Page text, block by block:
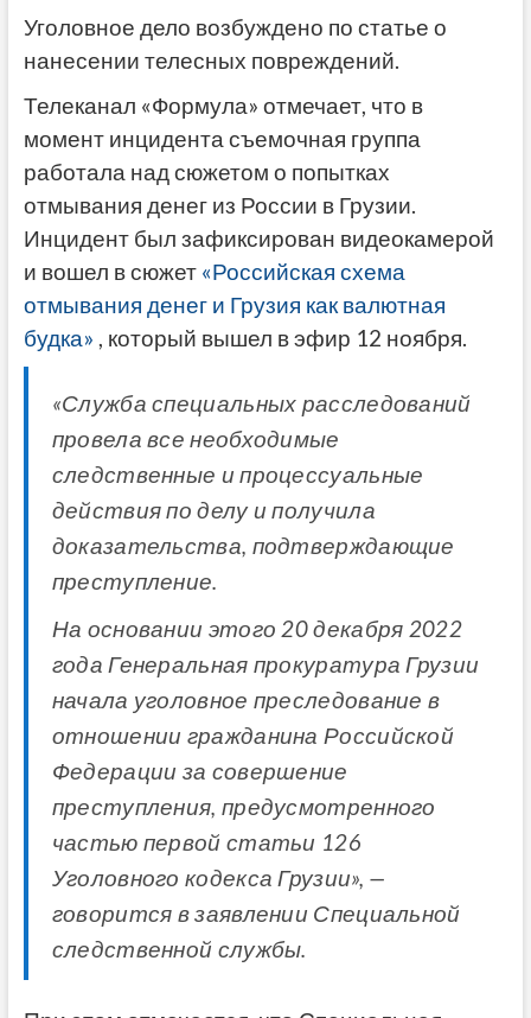
Уголовное дело возбуждено по статье о
нанесении телесных повреждений.
Телеканал «Формула» отмечает, что в
момент инцидента съемочная группа
работала над сюжетом о попытках
отмывания денег из России в Грузии.
Инцидент был зафиксирован видеокамерой
и вошел в сюжет «Российская схема
отмывания денег и Грузия как валютная
будка» , который вышел в эфир 12 ноября.
«Служба специальных расследований
провела все необходимые
следственные и процессуальные
действия по делу и получила
доказательства, подтверждающие
преступление.
На основании этого 20 декабря 2022
года Генеральная прокуратура Грузии
начала уголовное преследование в
отношении гражданина Российской
Федерации за совершение
преступления, предусмотренного
частью первой статьи 126
Уголовного кодекса Грузии», —
говорится в заявлении Специальной
следственной службы.